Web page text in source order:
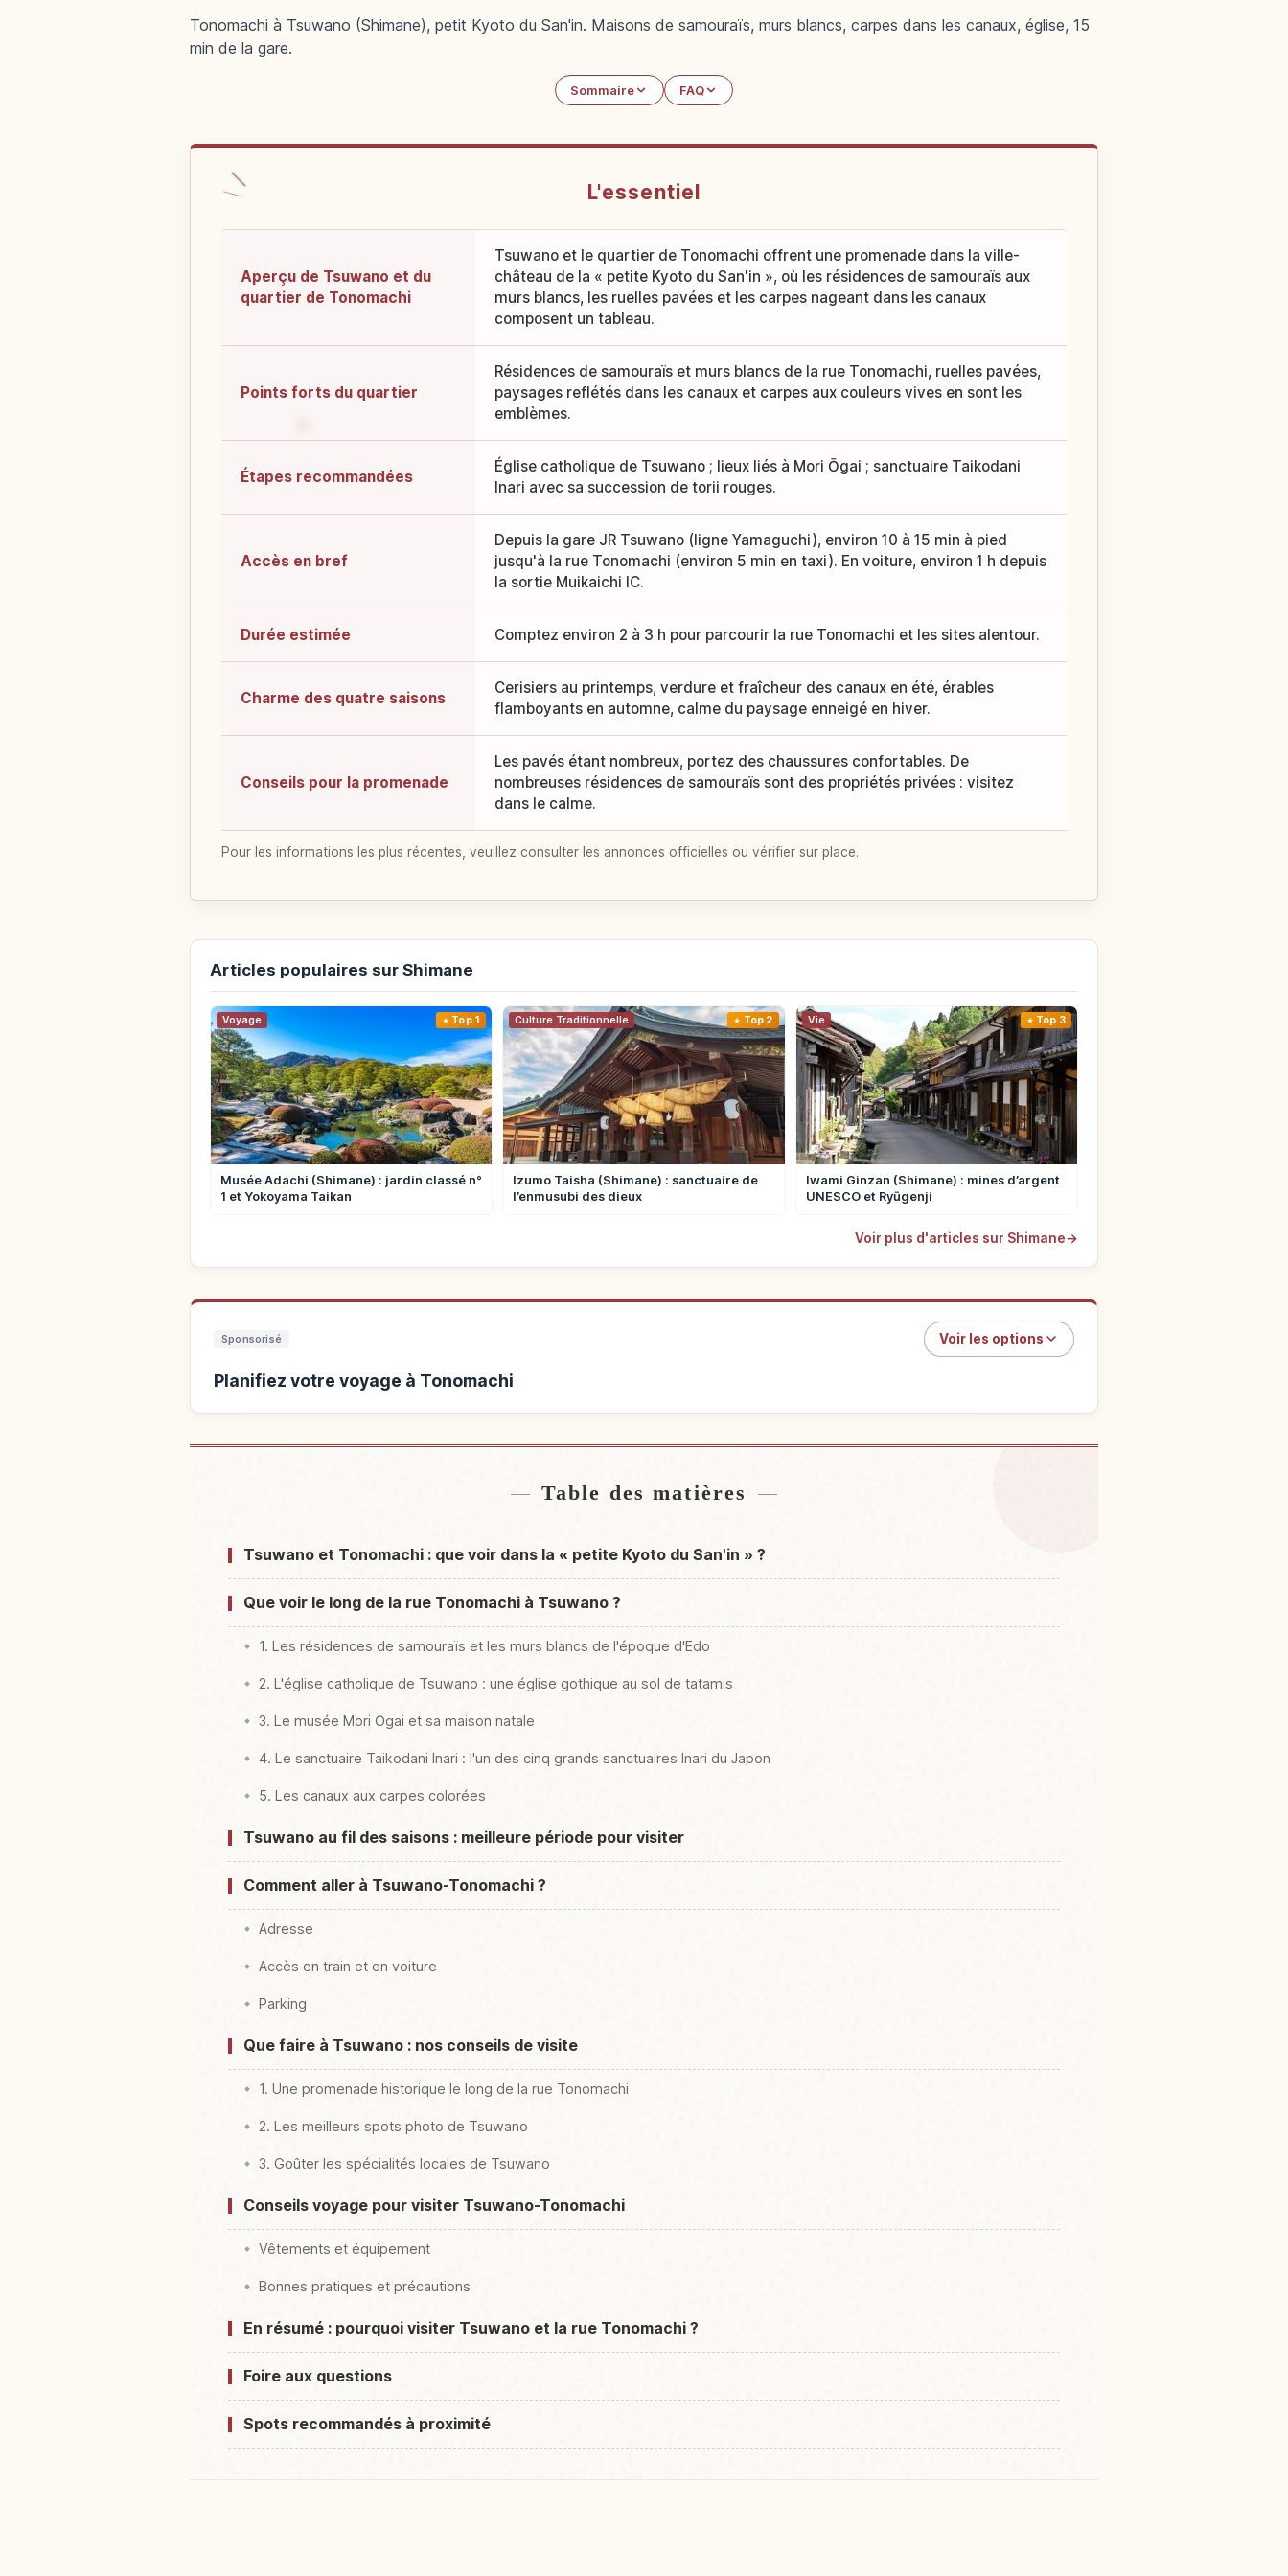
Tonomachi à Tsuwano (Shimane), petit Kyoto du San'in. Maisons de samouraïs, murs blancs, carpes dans les canaux, église, 15
min de la gare.
Sommaire FAQ
L'essentiel
Aperçu de Tsuwano et du
quartier de Tonomachi
Tsuwano et le quartier de Tonomachi offrent une promenade dans la ville-
château de la « petite Kyoto du San'in », où les résidences de samouraïs aux
murs blancs, les ruelles pavées et les carpes nageant dans les canaux
composent un tableau.
Points forts du quartier
Résidences de samouraïs et murs blancs de la rue Tonomachi, ruelles pavées,
paysages reflétés dans les canaux et carpes aux couleurs vives en sont les
emblèmes.
Étapes recommandées
Église catholique de Tsuwano ; lieux liés à Mori Ōgai ; sanctuaire Taikodani
Inari avec sa succession de torii rouges.
Accès en bref
Depuis la gare JR Tsuwano (ligne Yamaguchi), environ 10 à 15 min à pied
jusqu'à la rue Tonomachi (environ 5 min en taxi). En voiture, environ 1 h depuis
la sortie Muikaichi IC.
Durée estimée Comptez environ 2 à 3 h pour parcourir la rue Tonomachi et les sites alentour.
Charme des quatre saisons
Cerisiers au printemps, verdure et fraîcheur des canaux en été, érables
flamboyants en automne, calme du paysage enneigé en hiver.
Conseils pour la promenade
Les pavés étant nombreux, portez des chaussures confortables. De
nombreuses résidences de samouraïs sont des propriétés privées : visitez
dans le calme.
Pour les informations les plus récentes, veuillez consulter les annonces officielles ou vérifier sur place.
Articles populaires sur Shimane
Voyage Top 1
Musée Adachi (Shimane) : jardin classé n°
1 et Yokoyama Taikan
Culture Traditionnelle Top 2
Izumo Taisha (Shimane) : sanctuaire de
l’enmusubi des dieux
Vie Top 3
Iwami Ginzan (Shimane) : mines d’argent
UNESCO et Ryūgenji
Voir plus d'articles sur Shimane→
Sponsorisé Voir les options
Planifiez votre voyage à Tonomachi
Table des matières
Tsuwano et Tonomachi : que voir dans la « petite Kyoto du San'in » ?
Que voir le long de la rue Tonomachi à Tsuwano ?
1. Les résidences de samouraïs et les murs blancs de l'époque d'Edo
2. L'église catholique de Tsuwano : une église gothique au sol de tatamis
3. Le musée Mori Ōgai et sa maison natale
4. Le sanctuaire Taikodani Inari : l'un des cinq grands sanctuaires Inari du Japon
5. Les canaux aux carpes colorées
Tsuwano au fil des saisons : meilleure période pour visiter
Comment aller à Tsuwano-Tonomachi ?
Adresse
Accès en train et en voiture
Parking
Que faire à Tsuwano : nos conseils de visite
1. Une promenade historique le long de la rue Tonomachi
2. Les meilleurs spots photo de Tsuwano
3. Goûter les spécialités locales de Tsuwano
Conseils voyage pour visiter Tsuwano-Tonomachi
Vêtements et équipement
Bonnes pratiques et précautions
En résumé : pourquoi visiter Tsuwano et la rue Tonomachi ?
Foire aux questions
Spots recommandés à proximité